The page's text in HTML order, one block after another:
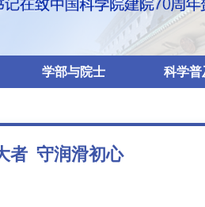
学部与院士 科学普
者 守润滑初心